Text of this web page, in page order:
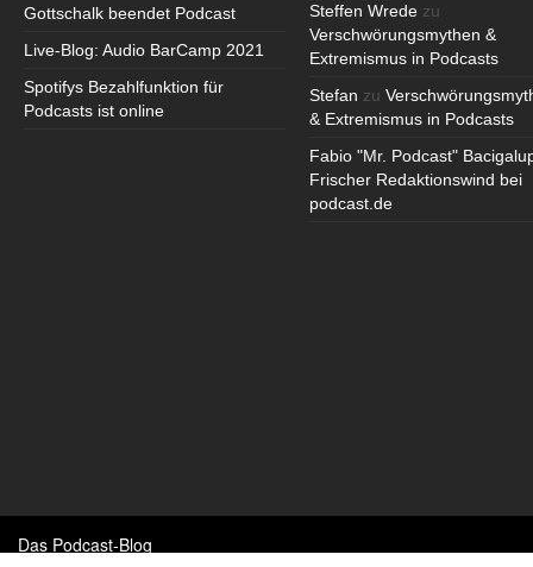
Gottschalk beendet Podcast
Live-Blog: Audio BarCamp 2021
Spotifys Bezahlfunktion für
Podcasts ist online
Steffen Wrede zu
Verschwörungsmythen &
Extremismus in Podcasts
Stefan zu
& Extremismus in Podcasts
Fabio "Mr. Podcast"
Frischer Redaktionswind bei
podcast.de
Das Podcast-Blog